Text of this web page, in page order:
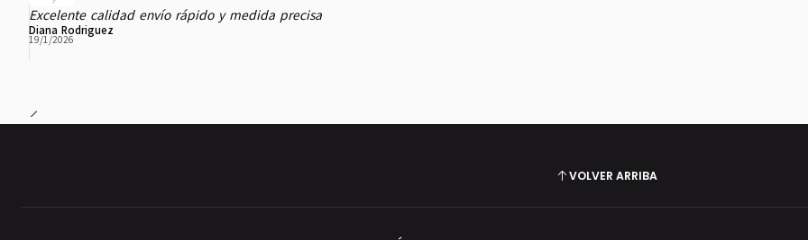
Excelente calidad envío rápido y medida precisa
Diana Rodriguez
19/1/2026
VOLVER ARRIBA